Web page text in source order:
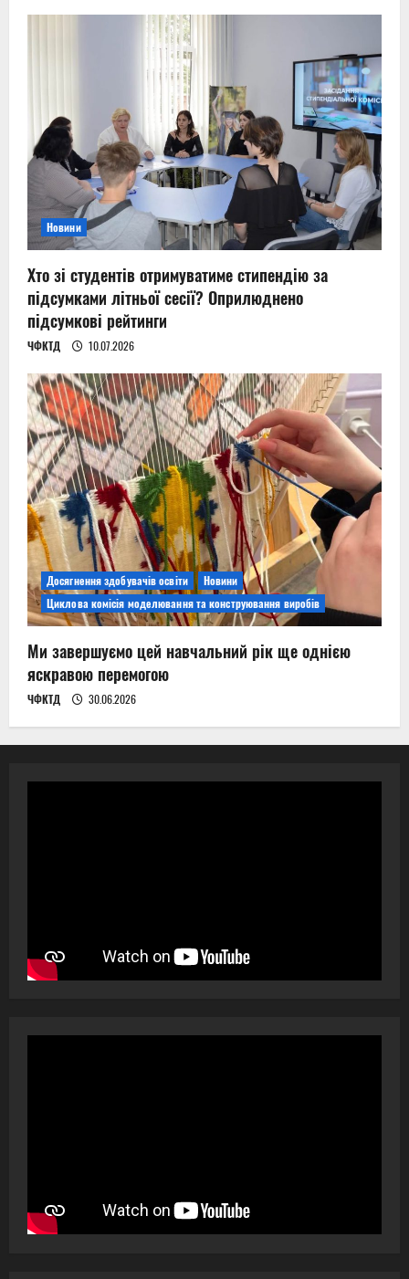
Новини
Хто зі студентів отримуватиме стипендію за
підсумками літньої сесії? Оприлюднено
підсумкові рейтинги
ЧФКТД 10.07.2026
Досягнення здобувачів освіти
Новини
Циклова комісія моделювання та конструювання виробів
Ми завершуємо цей навчальний рік ще однією
яскравою перемогою
ЧФКТД 30.06.2026